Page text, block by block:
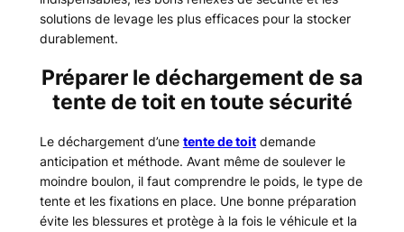
solutions de levage les plus efficaces pour la stocker
durablement.
Préparer le déchargement de sa
tente de toit en toute sécurité
Le déchargement d’une tente de toitdemande
anticipation et méthode. Avant même de soulever le
moindre boulon, il faut comprendre le poids, le type de
tente et les fixations en place. Une bonne préparation
évite les blessures et protège à la fois le véhicule et la